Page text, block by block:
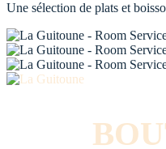
Une sélection de plats et